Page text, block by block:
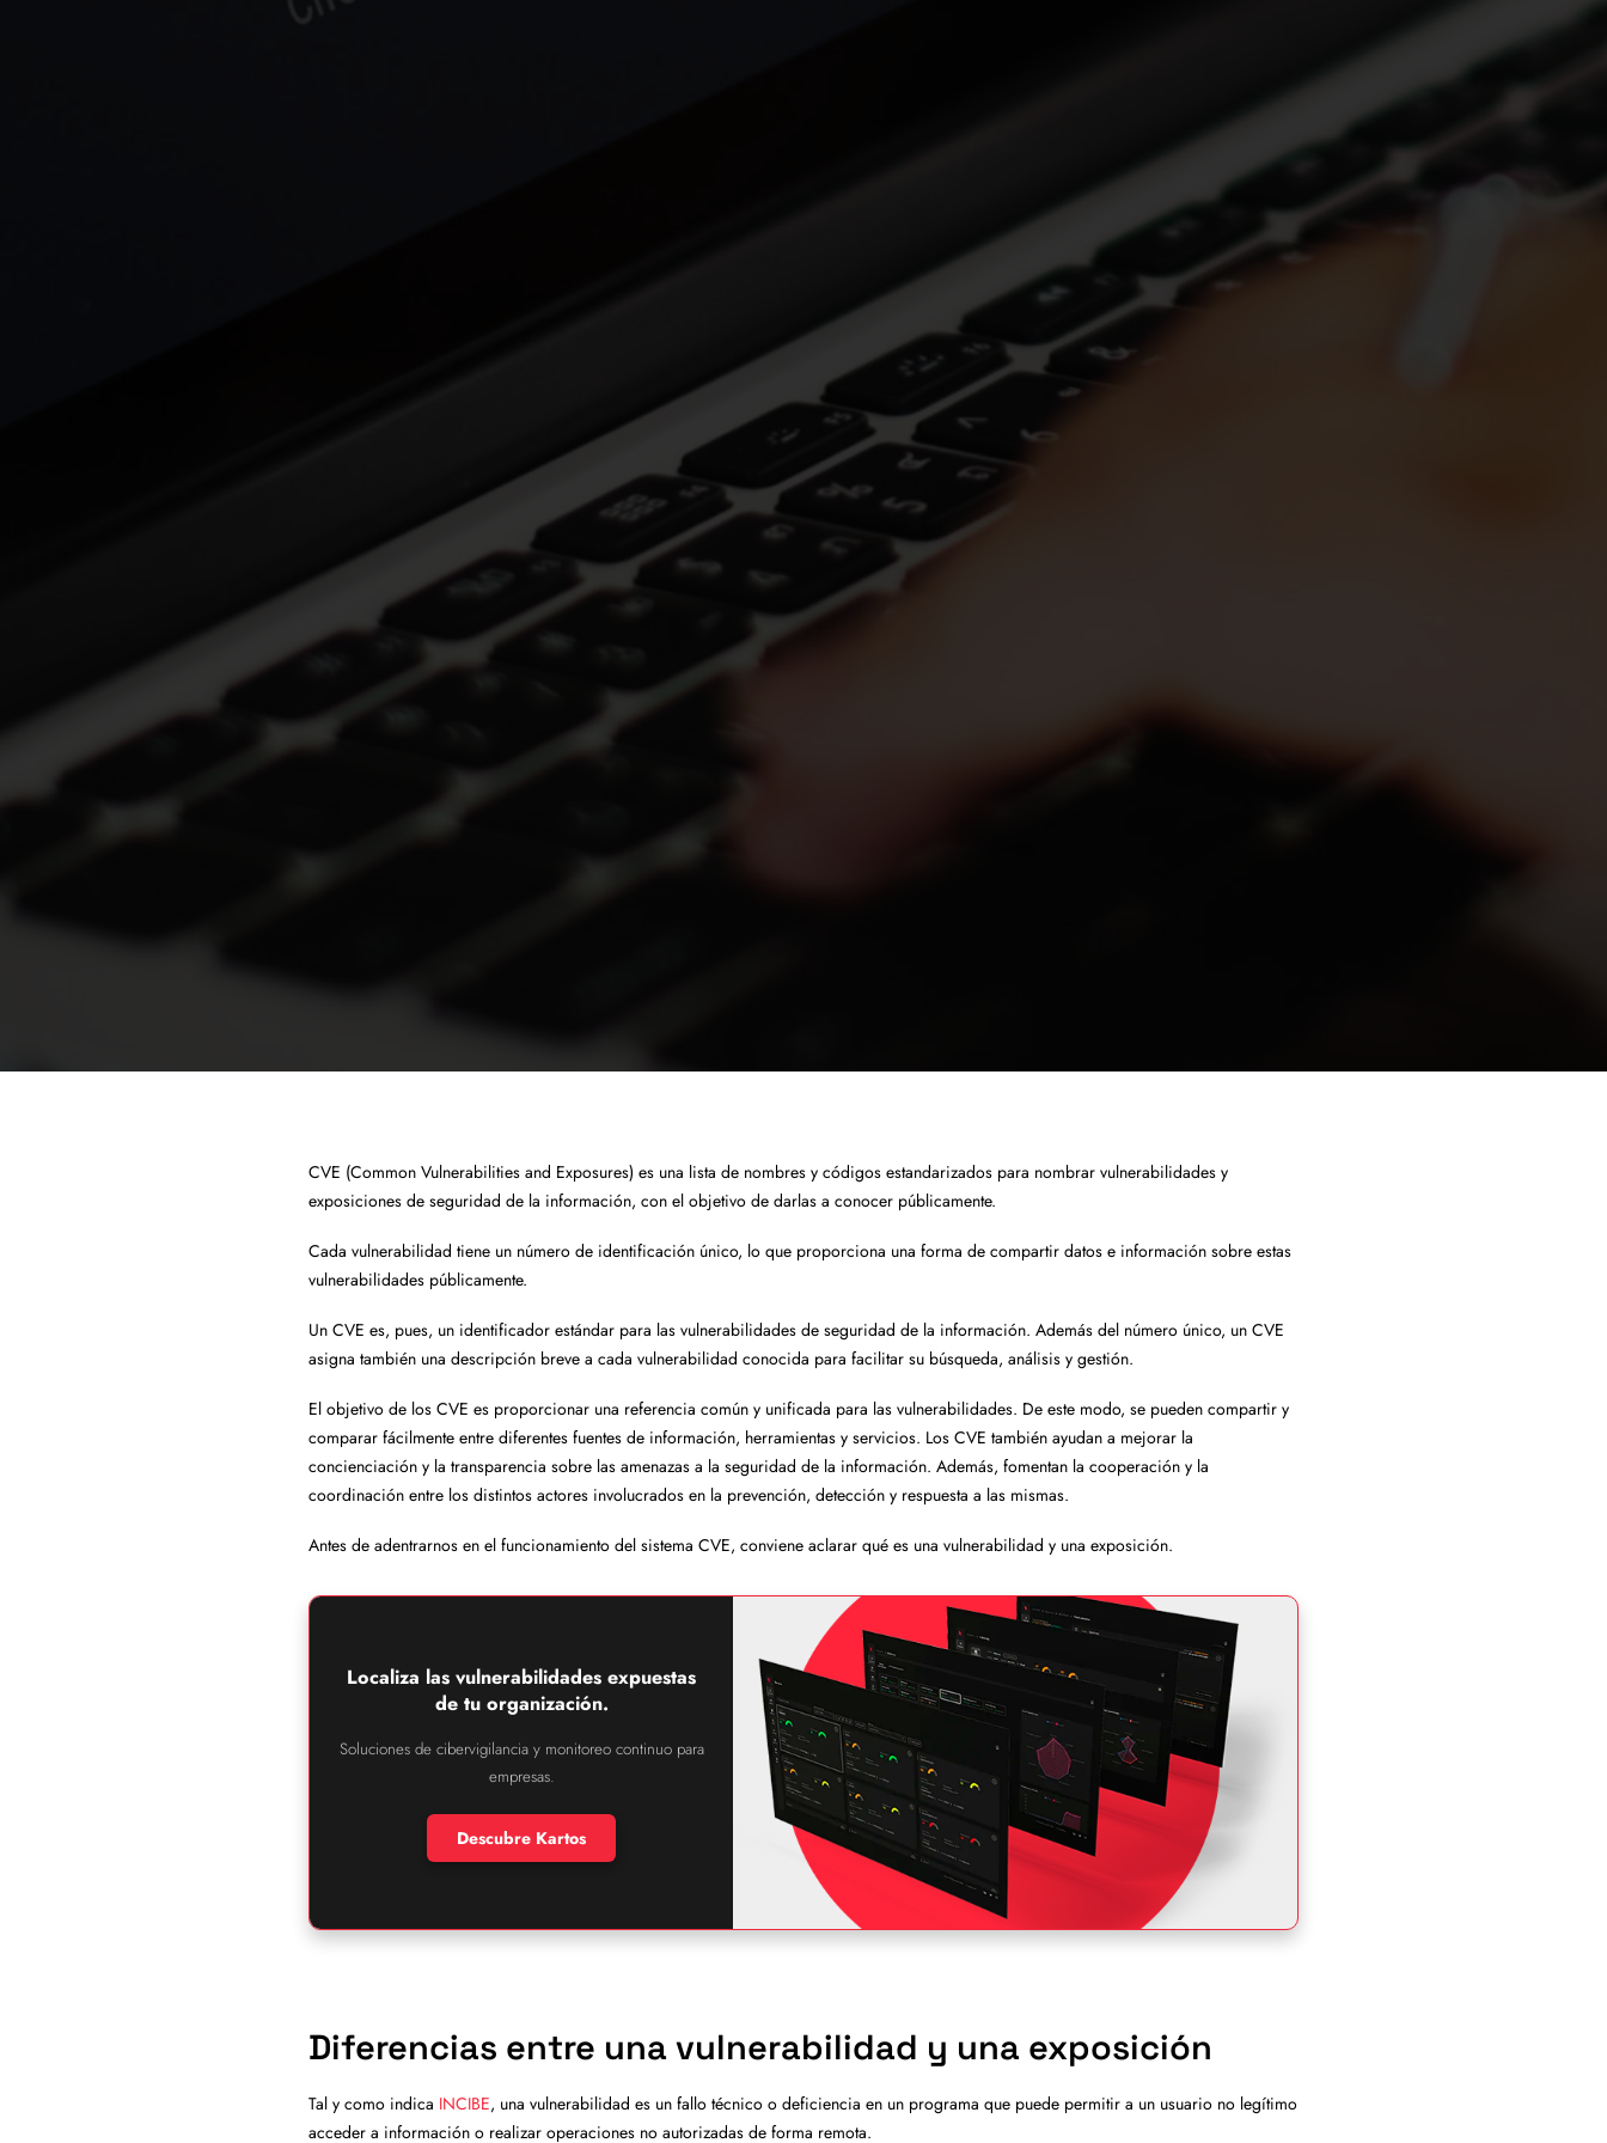
CVE (Common Vulnerabilities and Exposures) es una lista de nombres y códigos estandarizados para nombrar vulnerabilidades y
exposiciones de seguridad de la información, con el objetivo de darlas a conocer públicamente.
Cada vulnerabilidad tiene un número de identificación único, lo que proporciona una forma de compartir datos e información sobre estas
vulnerabilidades públicamente.
Un CVE es, pues, un identificador estándar para las vulnerabilidades de seguridad de la información. Además del número único, un CVE
asigna también una descripción breve a cada vulnerabilidad conocida para facilitar su búsqueda, análisis y gestión.
El objetivo de los CVE es proporcionar una referencia común y unificada para las vulnerabilidades. De este modo, se pueden compartir y
comparar fácilmente entre diferentes fuentes de información, herramientas y servicios. Los CVE también ayudan a mejorar la
concienciación y la transparencia sobre las amenazas a la seguridad de la información. Además, fomentan la cooperación y la
coordinación entre los distintos actores involucrados en la prevención, detección y respuesta a las mismas.
Antes de adentrarnos en el funcionamiento del sistema CVE, conviene aclarar qué es una vulnerabilidad y una exposición.
Localiza las vulnerabilidades expuestas
de tu organización.
Soluciones de cibervigilancia y monitoreo continuo para
empresas.
Descubre Kartos
Diferencias entre una vulnerabilidad y una exposición
Tal y como indica INCIBE, una vulnerabilidad es un fallo técnico o deficiencia en un programa que puede permitir a un usuario no legítimo
acceder a información o realizar operaciones no autorizadas de forma remota.